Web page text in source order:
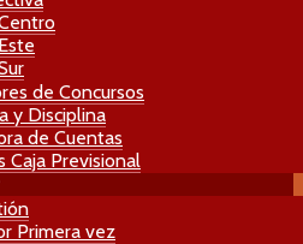
de Concursos
y Disciplina
de Cuentas
Caja Previsional
Primera vez